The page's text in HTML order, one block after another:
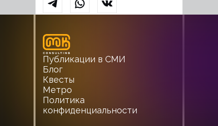
Публикации в СМИ
Блог
Квесты
Метро
Политика
конфиденциальности